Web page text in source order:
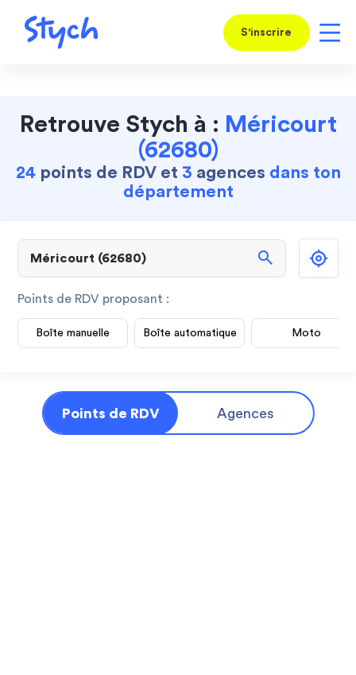
S'inscrire
Retrouve Stych à : Méricourt
(62680)
24points de RDV et 3 agences dans ton
département
search
Points de RDV proposant :
Boîte manuelle Boîte automatique Moto
Points de RDV Agences